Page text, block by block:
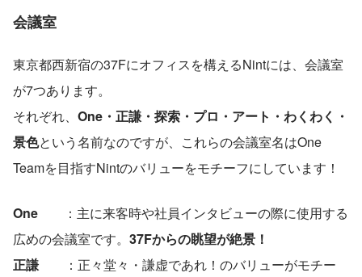
会議室
東京都西新宿の37Fにオフィスを構えるNintには、会議室
が7つあります。
それぞれ、 One・正謙・探索・プロ・アート・わくわく・
景色という名前なのですが、これらの会議室名はOne
Teamを目指すNintのバリューをモチーフにしています！
One
：主に来客時や社員インタビューの際に使用する
広めの会議室です。 37Fからの眺望が絶景！
正謙 ：正々堂々・謙虚であれ！のバリューがモチー